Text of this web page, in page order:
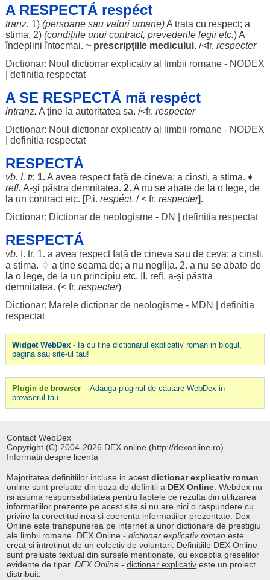
A RESPECTÁ respéct
tranz. 1) (persoanesau valori umane)A trata cu respect; a
stima. 2) (condițiileunui contract, prevederile legiietc.) A
îndeplini întocmai. ~ prescripțiile medicului. /<fr. respecter
Dictionar: Noul dictionar explicativ al limbii romane - NODEX
definitia respectat
A SE RESPECTÁ mă respéct
intranz. A ține la autoritatea sa. /<fr. respecter
Dictionar: Noul dictionar explicativ al limbii romane - NODEX
definitia respectat
RESPECTÁ
vb. I. tr. 1.A avea respect față de cineva; a cinsti, a stima. ♦
refl. A-și păstra demnitatea. 2.A nu se abatede la o lege, de
la un contractetc. [P.i. respéct. / < fr. respecter].
Dictionar: Dictionar de neologisme - DN
definitia respectat
RESPECTÁ
vb. I. tr. 1. a avea respect față de cineva sau de ceva; a cinsti,
a stima. ♢ a ține seama de; a nu neglija. 2. a nu se abatede
la o lege, de la un principiu etc. II. refl. a-și păstra
demnitatea. (< fr. respecter)
Dictionar: Marele dictionar de neologisme - MDN
definitia
respectat
Widget WebDex- Ia cu tine dictionarul explicativ roman in blogul,
pagina sau site-ul tau!
Plugin de browser - Adauga pluginul de cautare WebDex in
browserul tau.
Contact WebDex
Copyright (C) 2004-2026 DEX online (http://dexonline.ro).
Informatii despre licenta
Majoritatea definitiilor incluse in acestdictionar explicativ roman
online sunt preluate din baza de definitii a DEX Online . Webdex nu
isi asuma responsabilitatea pentru faptele ce rezulta din utilizarea
informatiilor prezente pe acest site si nu are nici o raspundere cu
privire la corectitudinea si coerenta informatiilor prezentate. Dex
Online este transpunerea pe internet a unor dictionare de prestigiu
ale limbii romane. DEX Online -dictionar explicativ roman este
creat si intretinut de un colectiv de voluntari. Definitiile DEX Online
sunt preluate textual din sursele mentionate, cu exceptia greselilor
evidente de tipar.DEX Online -dictionar explicativ este un proiect
distribuit.